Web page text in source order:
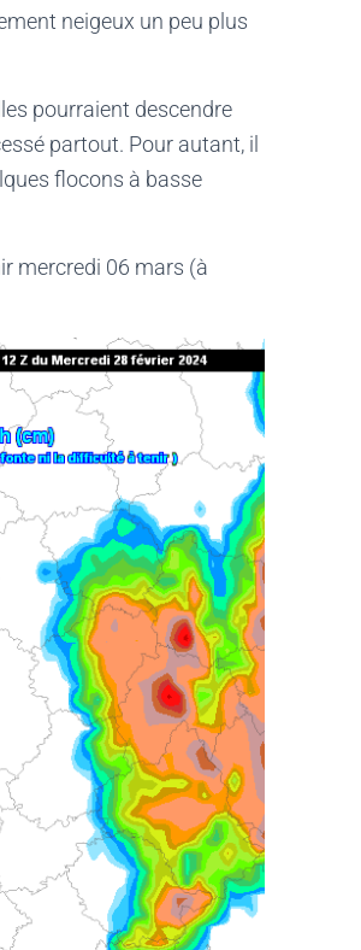
neigeux un peu plus
pourraient descendre
partout. Pour autant, il
flocons à basse
mercredi 06 mars (à